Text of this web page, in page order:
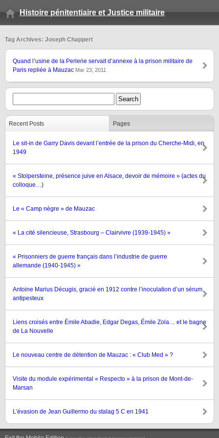
Histoire pénitentiaire et Justice militaire
Tag Archives: Joseph Chappert
Quand l’usine de la Perlerie servait d’annexe à la prison militaire de
Paris repliée à Mauzac Mar 23, 2011
Recent Posts Pages
Le sit-in de Garry Davis devant l’entrée de la prison du Cherche-Midi, en
1949
« Stolpersteine, présence juive en Alsace, devoir de mémoire » (actes du
colloque…)
Le « Camp nègre » de Mauzac
« La cité silencieuse, Strasbourg – Clairvivre (1939-1945) »
« Prisonniers de guerre français dans l’industrie de guerre
allemande (1940-1945) »
Antoine Marius Décugis, gracié en 1912 contre l’inoculation d’un sérum
antipesteux
Liens croisés entre Émile Abadie, Edgar Degas, Émile Zola… et le bagne
de La Nouvelle
Le nouveau centre de détention de Mauzac : « Club Med » ?
Visite du module expérimental « Respecto » à la prison de Mont-de-
Marsan
L’évasion de Jean Guillermo du stalag 5 C en 1941